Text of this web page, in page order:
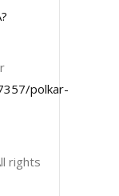
polkar-
rights